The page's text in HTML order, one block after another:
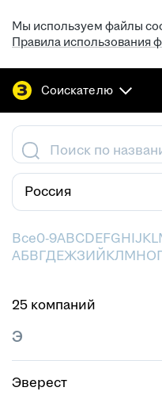
Мы используем файлы
Правила использования
Соискателю
Поиск по
Россия
Все0-9ABCDEFGHIJKL
АБВГДЕЖЗИЙКЛМНО
25 компаний
Э
Эверест